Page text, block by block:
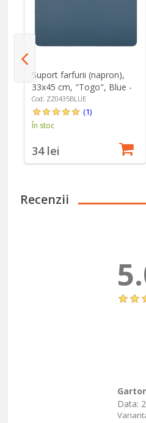
Suport farfurii (napron),
33x45 cm, "Togo", Blue -
Tiseco
Cod: ZZ0435BLUE
(1)
În stoc
34 lei
Recenzii
Data: